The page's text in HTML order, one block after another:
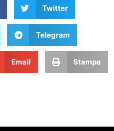
Twitter
Telegram
Email Stampa